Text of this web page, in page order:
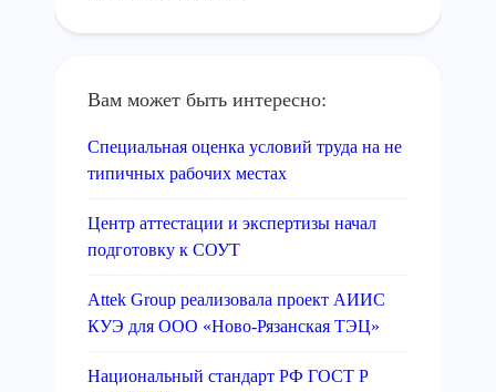
Вам может быть интересно:
Специальная оценка условий труда на не
типичных рабочих местах
Центр аттестации и экспертизы начал
подготовку к СОУТ
Attek Group реализовала проект АИИС
КУЭ для ООО «Ново-Рязанская ТЭЦ»
Национальный стандарт РФ ГОСТ Р